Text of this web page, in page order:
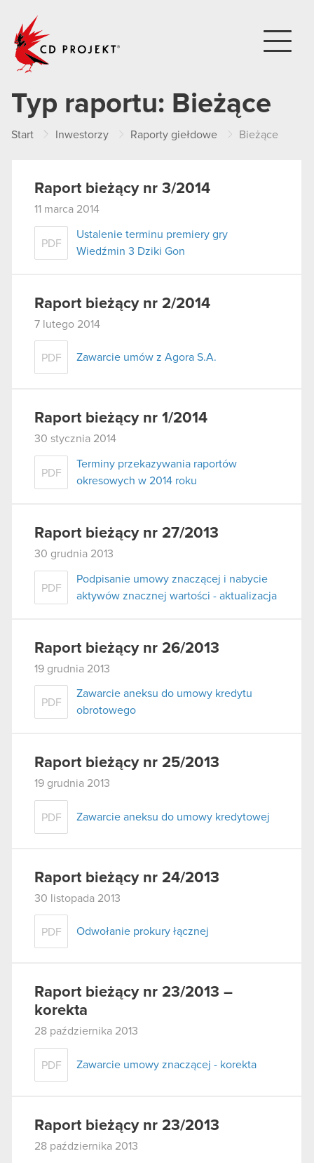
Typ raportu: Bieżące
Start Inwestorzy Raporty giełdowe Bieżące
Raport bieżący nr 3/2014
11 marca 2014
PDF
Ustalenie terminu premiery gry
Wiedźmin 3 Dziki Gon
Raport bieżący nr 2/2014
7 lutego 2014
PDF Zawarcie umów z Agora S.A.
Raport bieżący nr 1/2014
30 stycznia 2014
PDF
Terminy przekazywania raportów
okresowych w 2014 roku
Raport bieżący nr 27/2013
30 grudnia 2013
PDF
Podpisanie umowy znaczącej i nabycie
aktywów znacznej wartości - aktualizacja
Raport bieżący nr 26/2013
19 grudnia 2013
PDF
Zawarcie aneksu do umowy kredytu
obrotowego
Raport bieżący nr 25/2013
19 grudnia 2013
PDF Zawarcie aneksu do umowy kredytowej
Raport bieżący nr 24/2013
30 listopada 2013
PDF Odwołanie prokury łącznej
Raport bieżący nr 23/2013 –
korekta
28 października 2013
PDF Zawarcie umowy znaczącej - korekta
Raport bieżący nr 23/2013
28 października 2013